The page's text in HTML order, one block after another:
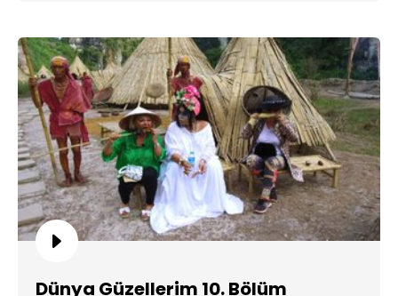
Dünya Güzellerim 10. Bölüm